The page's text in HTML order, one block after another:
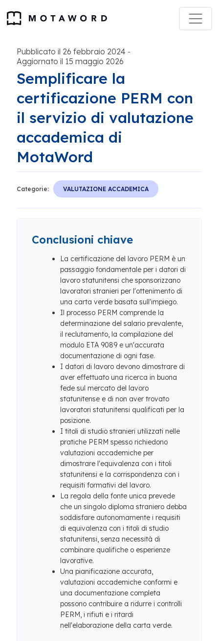
Pubblicato il 26 febbraio 2024 -
Aggiornato il 15 maggio 2026
Semplificare la
certificazione PERM con
il servizio di valutazione
accademica di
MotaWord
Categorie: VALUTAZIONE ACCADEMICA
Conclusioni chiave
La certificazione del lavoro PERM è un
passaggio fondamentale per i datori di
lavoro statunitensi che sponsorizzano
lavoratori stranieri per l'ottenimento di
una carta verde basata sull'impiego.
Il processo PERM comprende la
determinazione del salario prevalente,
il reclutamento, la compilazione del
modulo ETA 9089 e un'accurata
documentazione di ogni fase.
I datori di lavoro devono dimostrare di
aver effettuato una ricerca in buona
fede sul mercato del lavoro
statunitense e di non aver trovato
lavoratori statunitensi qualificati per la
posizione.
I titoli di studio stranieri utilizzati nelle
pratiche PERM spesso richiedono
valutazioni accademiche per
dimostrare l'equivalenza con i titoli
statunitensi e la corrispondenza con i
requisiti formativi del lavoro.
La regola della fonte unica prevede
che un singolo diploma straniero debba
soddisfare autonomamente i requisiti
di equivalenza con i titoli di studio
statunitensi, senza necessità di
combinare qualifiche o esperienze
lavorative.
Una pianificazione accurata,
valutazioni accademiche conformi e
una documentazione completa
possono contribuire a ridurre i controlli
PERM, i rifiuti e i ritardi
nell'elaborazione della carta verde.